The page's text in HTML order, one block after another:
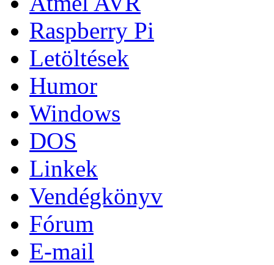
Raspberry Pi
Letöltések
Humor
Windows
DOS
Linkek
Vendégkönyv
Fórum
E-mail